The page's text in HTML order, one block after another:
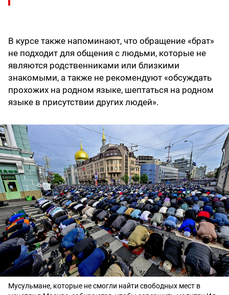
В курсе также напоминают, что обращение «брат»
не подходит для общения с людьми, которые не
являются родственниками или близкими
знакомыми, а также не рекомендуют «обсуждать
прохожих на родном языке, шептаться на родном
языке в присутствии других людей».
Мусульмане, которые не смогли найти свободных мест в